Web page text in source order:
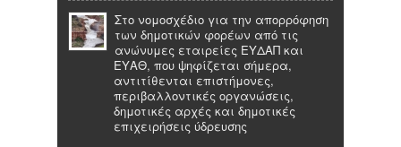
Στο νομοσχέδιο για την απορρόφηση
των δημοτικών φορέων από τις
ανώνυμες εταιρείες ΕΥΔΑΠ και
ΕΥΑΘ, που ψηφίζεται σήμερα,
αντιτίθενται επιστήμονες,
περιβαλλοντικές οργανώσεις,
δημοτικές αρχές και δημοτικές
επιχειρήσεις ύδρευσης